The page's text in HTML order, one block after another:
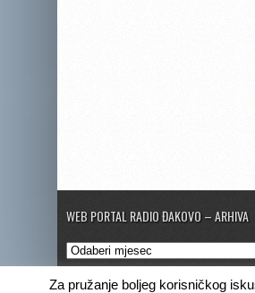
WEB PORTAL RADIO ĐAKOVO – ARHIVA
Web
portal
Radio
Za pružanje boljeg korisničkog